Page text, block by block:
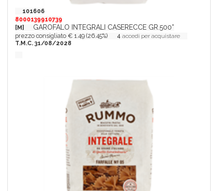
101606
8000139910739
[M]
GAROFALO INTEGRALI CASERECCE GR.500*
prezzo consigliato € 1.49 (26.45%) 4 accedi per acquistare
T.M.C. 31/08/2028